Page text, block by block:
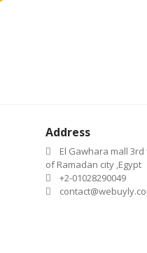
Address
El Gawhara mall
of Ramadan city ,Egypt
+2-01028290049